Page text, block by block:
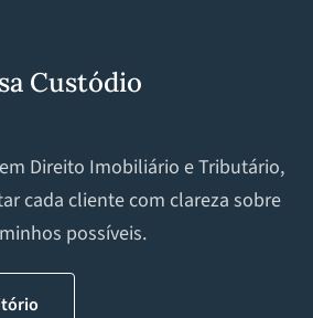
Custódio
Direito Imobiliário e Tributário,
cada cliente com clareza sobre
possíveis.